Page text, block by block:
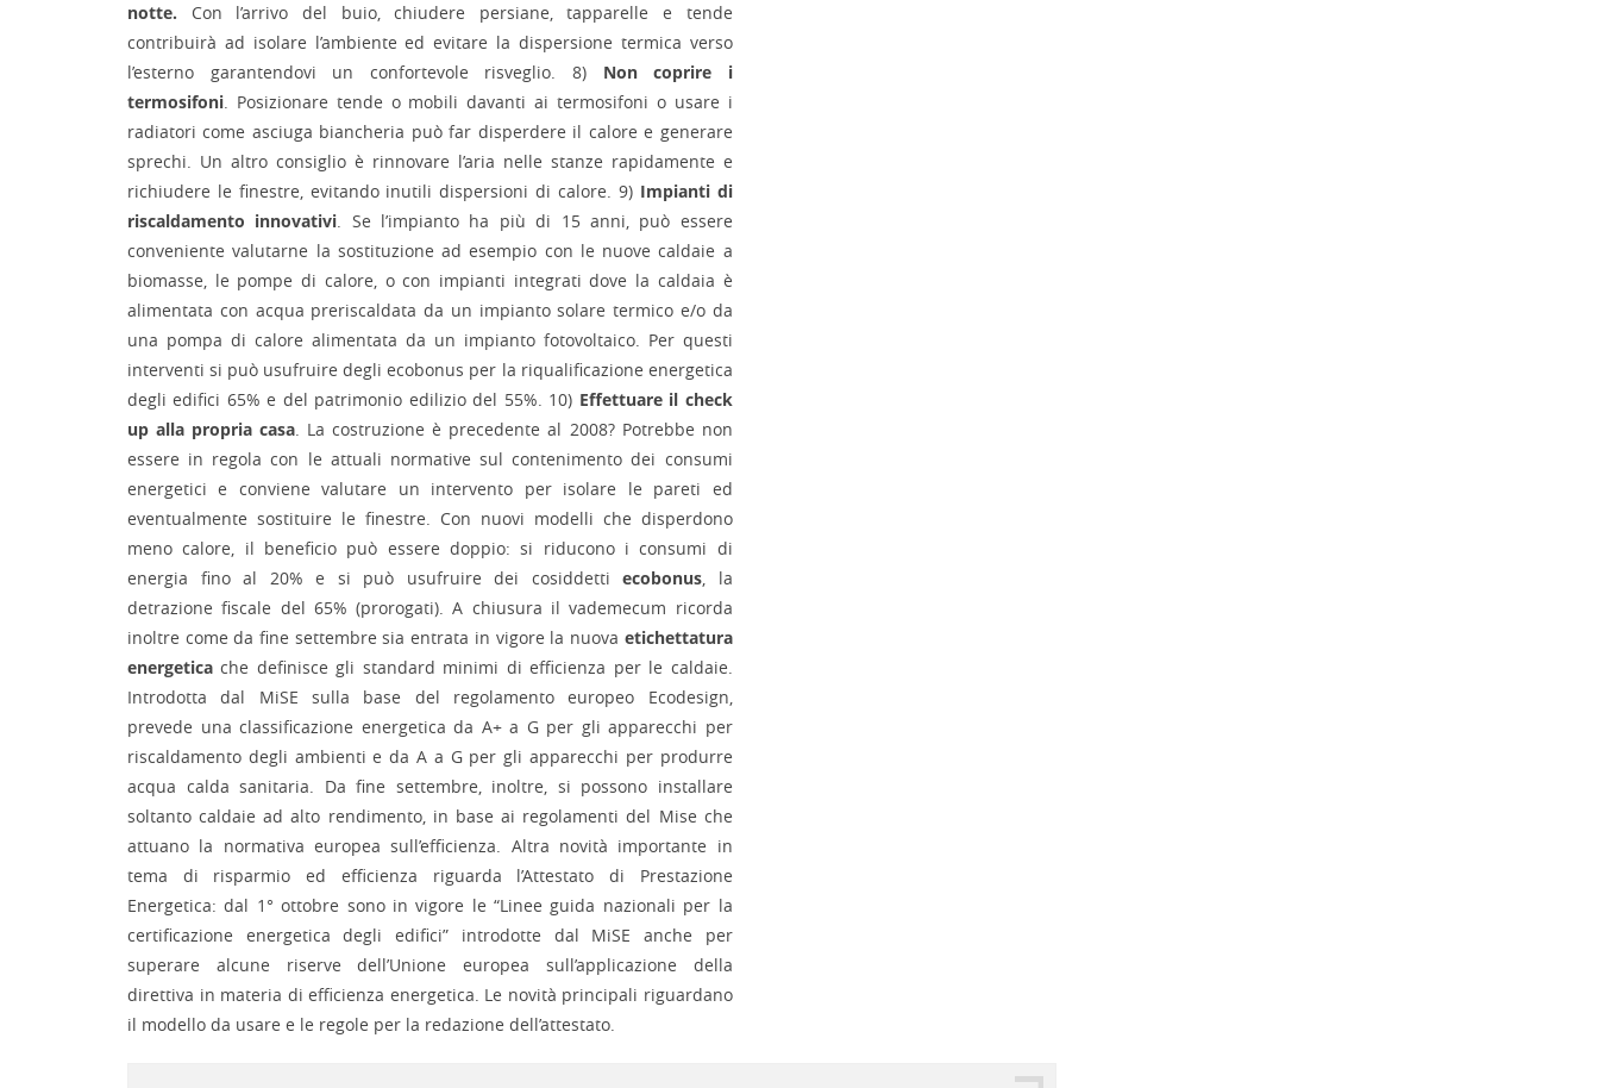
notte. Con l’arrivo del buio, chiudere persiane, tapparelle e tende
contribuirà ad isolare l’ambiente ed evitare la dispersione termica verso
l’esterno garantendovi un confortevole risveglio. 8) Non coprire i
termosifoni. Posizionare tende o mobili davanti ai termosifoni o usare i
radiatori come asciuga biancheria può far disperdere il calore e generare
sprechi. Un altro consiglio è rinnovare l’aria nelle stanze rapidamente e
richiudere le finestre, evitando inutili dispersioni di calore. 9) Impianti di
riscaldamento innovativi. Se l’impianto ha più di 15 anni, può essere
conveniente valutarne la sostituzione ad esempio con le nuove caldaie a
biomasse, le pompe di calore, o con impianti integrati dove la caldaia è
alimentata con acqua preriscaldata da un impianto solare termico e/o da
una pompa di calore alimentata da un impianto fotovoltaico. Per questi
interventi si può usufruire degli ecobonus per la riqualificazione energetica
degli edifici 65% e del patrimonio edilizio del 55%. 10) Effettuare il check
up alla propria casa. La costruzione è precedente al 2008? Potrebbe non
essere in regola con le attuali normative sul contenimento dei consumi
energetici e conviene valutare un intervento per isolare le pareti ed
eventualmente sostituire le finestre. Con nuovi modelli che disperdono
meno calore, il beneficio può essere doppio: si riducono i consumi di
energia fino al 20% e si può usufruire dei cosiddettiecobonus, la
detrazione fiscale del 65% (prorogati). A chiusura il vademecum ricorda
inoltre come da fine settembre sia entrata in vigore la nuova etichettatura
energetica che definisce gli standard minimi di efficienza per le caldaie.
Introdotta dal MiSE sulla base del regolamento europeo Ecodesign,
prevede una classificazione energetica da A+ a G per gli apparecchi per
riscaldamento degli ambienti e da A a G per gli apparecchi per produrre
acqua calda sanitaria. Da fine settembre, inoltre, si possono installare
soltanto caldaie ad alto rendimento, in base ai regolamenti del Mise che
attuano la normativa europea sull’efficienza. Altra novità importante in
tema di risparmio ed efficienza riguarda l’Attestato di Prestazione
Energetica: dal 1° ottobre sono in vigore le “Linee guida nazionali per la
certificazione energetica degli edifici” introdotte dal MiSE anche per
superare alcune riserve dell’Unione europea sull’applicazione della
direttiva in materia di efficienza energetica. Le novità principali riguardano
il modello da usare e le regole per la redazione dell’attestato.